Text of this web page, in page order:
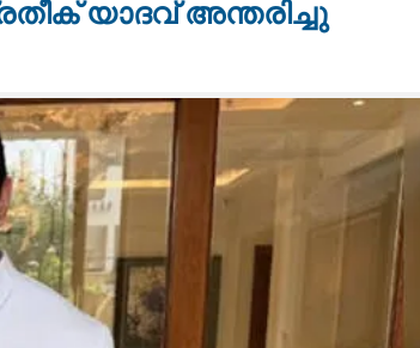
യാദവ് അന്തരിച്ചു